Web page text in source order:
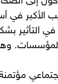
الأكبر
في التأثير